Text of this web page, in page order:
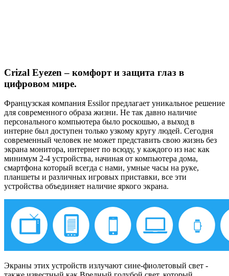
Crizal Eyezen – комфорт и защита глаз в
цифровом мире.
Французская компания Essilor предлагает уникальное решение
для современного образа жизни. Не так давно наличие
персонального компьютера было роскошью, а выход в
интерне был доступен только узкому кругу людей. Сегодня
современный человек не может представить свою жизнь без
экрана монитора, интернет по всюду, у каждого из нас как
минимум 2-4 устройства, начиная от компьютера дома,
смартфона который всегда с нами, умные часы на руке,
планшеты и различных игровых приставки, все эти
устройства объединяет наличие яркого экрана.
Экраны этих устройств излучают сине-фиолетовый свет -